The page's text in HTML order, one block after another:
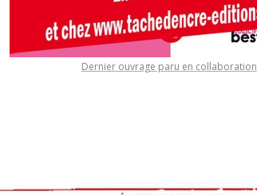
Dernier ouvrage paru en collaboration